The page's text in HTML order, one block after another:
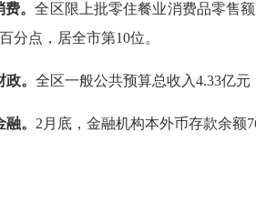
费。全 区限上批零住餐业消费品零售额
分点， 居全市第10位。
政。 全区一般公共预算总收入4.33亿元
融。 2 月底，金融机构本外币存款余额